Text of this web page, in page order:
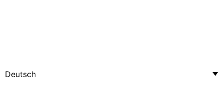
Deutsch